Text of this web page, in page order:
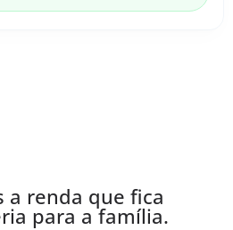
a renda que fica
para a família.